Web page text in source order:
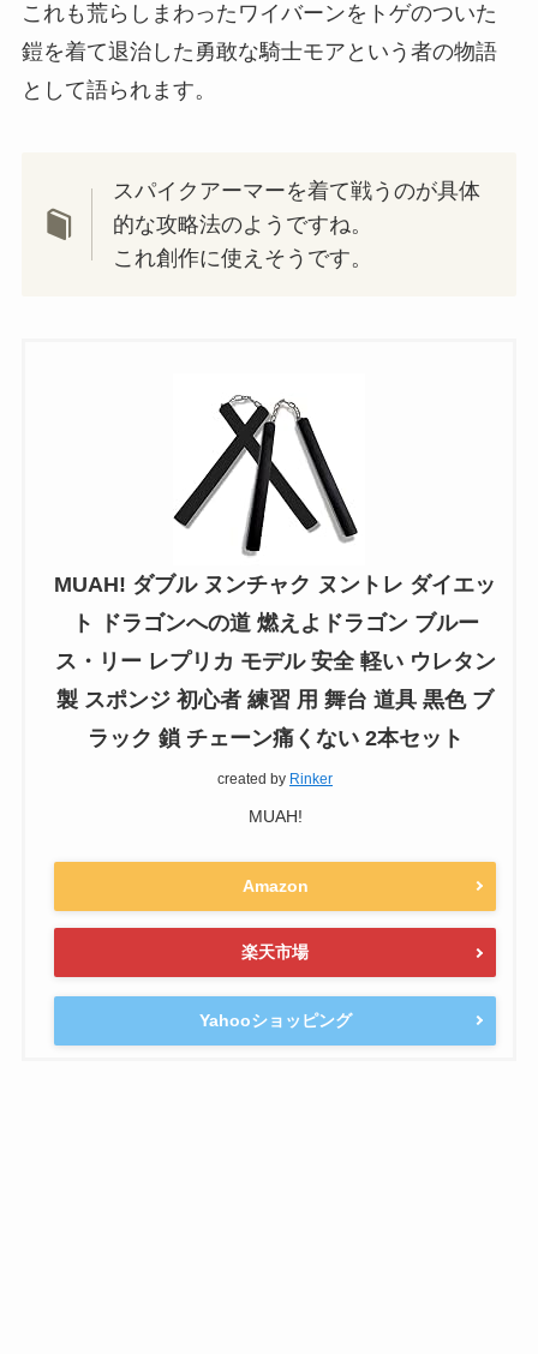
これも荒らしまわったワイバーンをトゲのついた
鎧を着て退治した勇敢な騎士モアという者の物語
として語られます。
スパイクアーマーを着て戦うのが具体
的な攻略法のようですね。
これ創作に使えそうです。
MUAH! ダブル ヌンチャク ヌントレ ダイエッ
ト ドラゴンへの道 燃えよドラゴン ブルー
ス・リー レプリカ モデル 安全 軽い ウレタン
製 スポンジ 初心者 練習 用 舞台 道具 黒色 ブ
ラック 鎖 チェーン痛くない 2本セット
created by Rinker
MUAH!
Amazon
楽天市場
Yahooショッピング